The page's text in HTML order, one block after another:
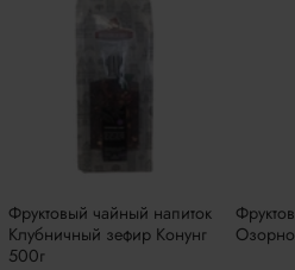
Фруктовый чайный напиток
Клубничный зефир Конунг
500г